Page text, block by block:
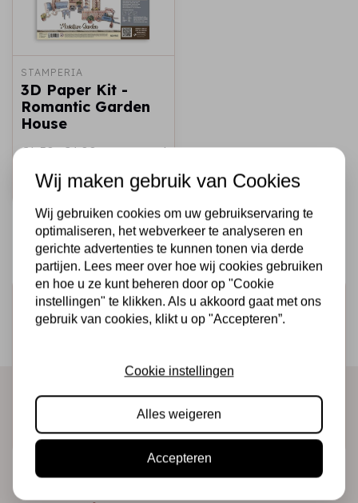
STAMPERIA
3D Paper Kit -
Romantic Garden
House
€6,50 €4,00 Op voorraad
Snel toevoegen
Schrijf je in voor de nieuwsbrief
Ontvang als eerste onze actie en nieuwe producten
Wij maken gebruik van Cookies
Wij gebruiken cookies om uw gebruikservaring te
optimaliseren, het webverkeer te analyseren en
gerichte advertenties te kunnen tonen via derde
partijen. Lees meer over hoe wij cookies gebruiken
en hoe u ze kunt beheren door op "Cookie
instellingen" te klikken. Als u akkoord gaat met ons
gebruik van cookies, klikt u op "Accepteren”.
Cookie instellingen
Alles weigeren
Accepteren